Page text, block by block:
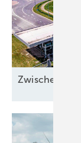
Zwischen